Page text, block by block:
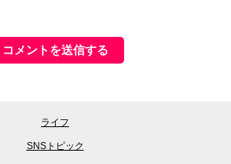
ライフ
SNSトピック